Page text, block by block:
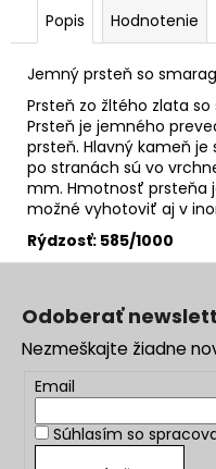
Popis Hodnotenie
Jemný prsteň so
Prsteň zo žltého zlata
Prsteň je jemného
prsteň. Hlavný kameň
po stranách sú vo
mm. Hmotnosť prsteňa
možné vyhotoviť aj v
Rýdzosť: 585/1000
Odoberať
Nezmeškajte žiadne
Email
Súhlasím so